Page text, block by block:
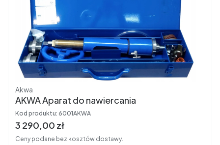
Producent
Akwa
AKWA Aparat do nawiercania
Kod produktu: 6001AKWA
Cena brutto
3 290,00 zł
Ceny podane bez kosztów dostawy.